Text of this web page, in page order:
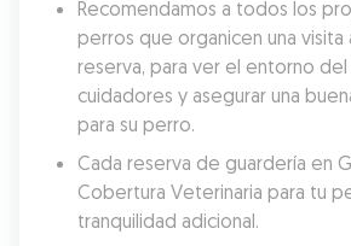
Recomendamos a todos los
perros que organicen una visita
reserva, para ver el entorno
cuidadores y asegurar una
para su perro.
Cada reserva de guardería en
Cobertura Veterinaria para tu
tranquilidad adicional.